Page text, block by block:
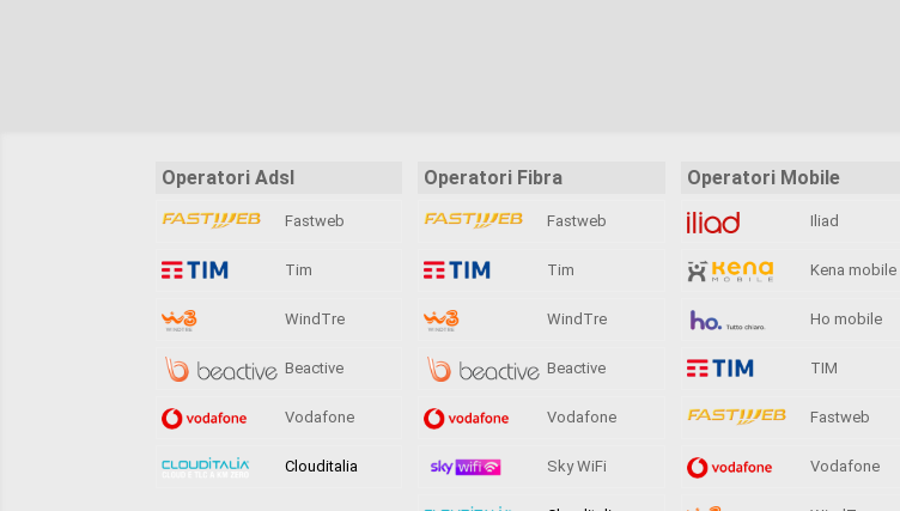
Operatori Adsl
Fastweb
Tim
WindTre
Beactive
Vodafone
Clouditalia
Operatori Fibra
Fastweb
Tim
WindTre
Beactive
Vodafone
Sky WiFi
Operatori Mobile
Iliad
Kena mobile
Ho mobile
TIM
Fastweb
Vodafone